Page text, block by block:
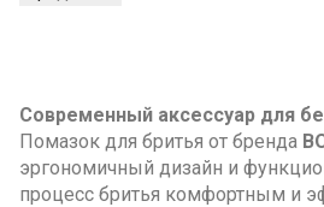
Современный аксессуар для
Помазок для бритья от бренда
эргономичный дизайн и
процесс бритья комфортным и